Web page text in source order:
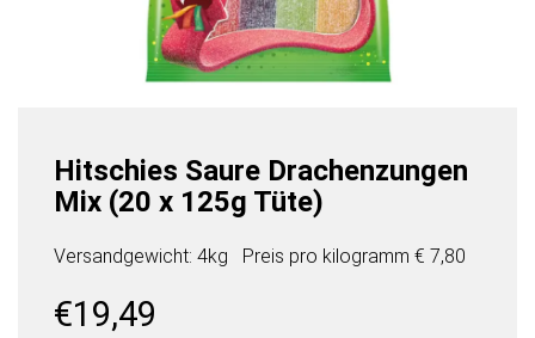
Hitschies Saure Drachenzungen
Mix (20 x 125g Tüte)
Versandgewicht: 4kg Preis pro kilogramm € 7,80
€19,49